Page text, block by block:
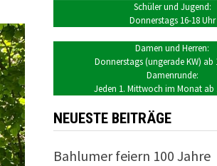
Schüler und Jugend:
Donnerstags 16-18 Uhr
Damen und Herren:
Donnerstags (ungerade KW) ab
Damenrunde:
Jeden 1. Mittwoch im Monat ab
NEUESTE BEITRÄGE
Bahlumer feiern 100 Jahre